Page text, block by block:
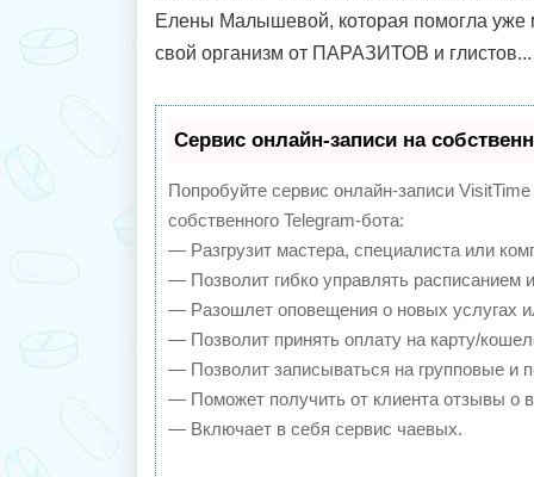
Елены Малышевой, которая помогла уже
свой организм от ПАРАЗИТОВ и глистов...
Сервис онлайн-записи на
Попробуйте сервис онлайн-записи
собственного Telegram-бота:
— Разгрузит мастера, специалиста или
— Позволит гибко управлять расписанием и
— Разошлет оповещения о новых услугах
— Позволит принять оплату на карту/
— Позволит записываться на групповые и
— Поможет получить от клиента отзывы о
— Включает в себя сервис чаевых.